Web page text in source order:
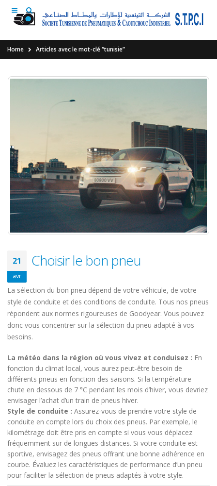
Home Articles avec le mot-clé “tunisie”
21
avr
Choisir le bon pneu
La sélection du bon pneu dépend de votre véhicule, de votre
style de conduite et des conditions de conduite. Tous nos pneus
répondent aux normes rigoureuses de Goodyear. Vous pouvez
donc vous concentrer sur la sélection du pneu adapté à vos
besoins.
La météo dans la région où vous vivez et conduisez : En
fonction du climat local, vous aurez peut-être besoin de
différents pneus en fonction des saisons. Si la température
chute en dessous de 7 °C pendant les mois d’hiver, vous devriez
envisager l’achat d’un train de pneus hiver.
Style de conduite : Assurez-vous de prendre votre style de
conduite en compte lors du choix des pneus. Par exemple, le
kilométrage doit être pris en compte si vous vous déplacez
fréquemment sur de longues distances. Si votre conduite est
sportive, envisagez des pneus offrant une bonne adhérence en
courbe. Évaluez les caractéristiques de performance d’un pneu
pour faciliter la sélection de pneus adaptés à votre style.